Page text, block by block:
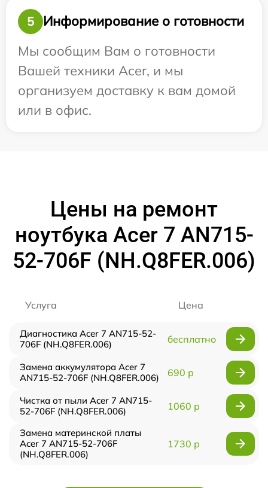
5
Информирование о готовности
Мы сообщим Вам о готовности
Вашей техники Acer, и мы
организуем доставку к вам домой
или в офис.
Цены на ремонт
ноутбука Acer 7 AN715-
52-706F (NH.Q8FER.006)
Услуга Цена
Диагностика Acer 7 AN715-52-
706F (NH.Q8FER.006)
бесплатно
Замена аккумулятора Acer 7
AN715-52-706F (NH.Q8FER.006)
690 р
Чистка от пыли Acer 7 AN715-
52-706F (NH.Q8FER.006)
1060 р
Замена материнской платы
Acer 7 AN715-52-706F
(NH.Q8FER.006)
1730 р